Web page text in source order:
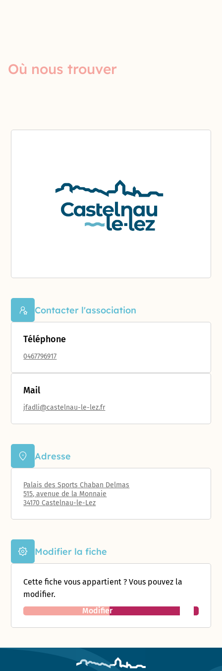
Contacter l'association
Téléphone
0467796917
Mail
jfadli@castelnau-le-lez.fr
Adresse
Palais des Sports Chaban Delmas
515, avenue de la Monnaie
34170 Castelnau-le-Lez
Modifier la fiche
Cette fiche vous appartient ? Vous pouvez la
modifier.
Modifier
Où nous trouver